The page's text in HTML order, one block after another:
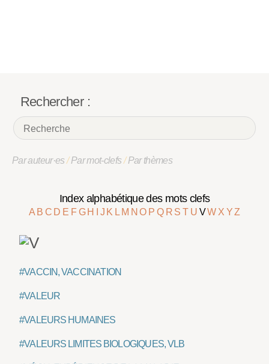
Rechercher :
Par auteur·es/Par mot-clefs/Par thèmes
Index alphabétique des mots clefs
A B C D E F G H J K L M NO P Q R ST U VW X YZ
#VACCIN, VACCINATION
#VALEUR
#VALEURS HUMAINES
#VALEURS LIMITES BIOLOGIQUES, VLB